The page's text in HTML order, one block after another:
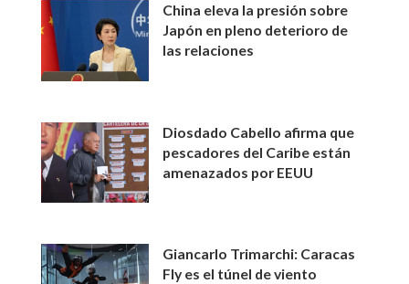
China eleva la presión sobre
Japón en pleno deterioro de
las relaciones
Diosdado Cabello afirma que
pescadores del Caribe están
amenazados por EEUU
Giancarlo Trimarchi: Caracas
Fly es el túnel de viento